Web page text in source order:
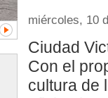
miércoles, 10
Ciudad
Con el
cultura de